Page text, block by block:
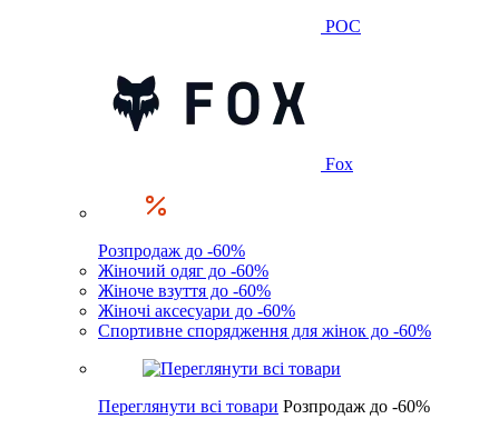
POC
Fox
Розпродаж до -60%
Жіночий одяг до -60%
Жіноче взуття до -60%
Жіночі аксесуари до -60%
Спортивне спорядження для жінок до -60%
Переглянути всі товари Розпродаж до -60%